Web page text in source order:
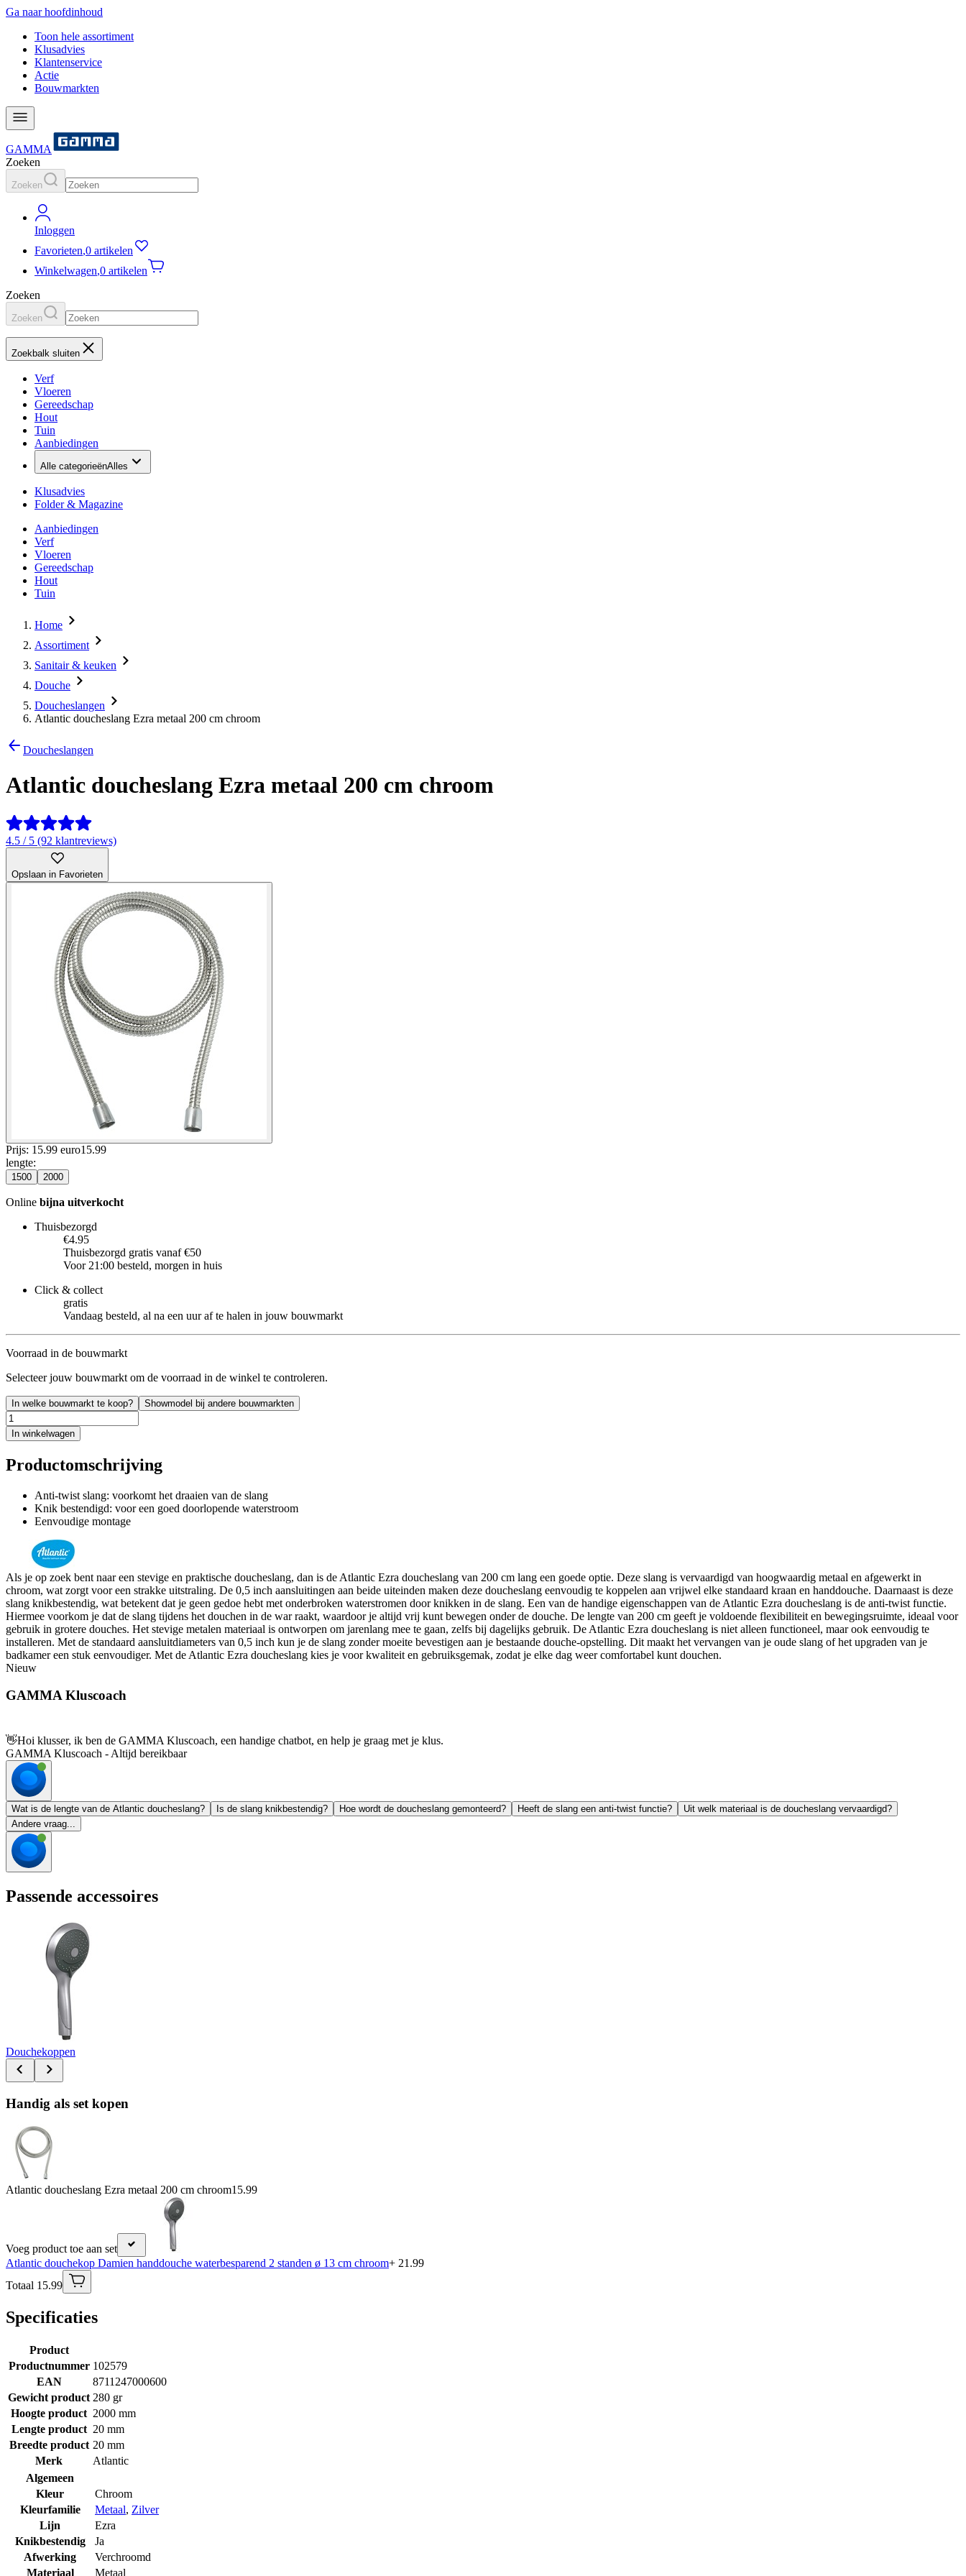
Ga naar hoofdinhoud
Toon hele assortiment
Klusadvies
Klantenservice
Actie
Bouwmarkten
GAMMA
Zoeken
Zoeken
Inloggen
Favorieten,0 artikelen
Winkelwagen,0 artikelen
Zoeken
Zoeken
Zoekbalk sluiten
Verf
Vloeren
Gereedschap
Hout
Tuin
Aanbiedingen
Alle categorieënAlles
Klusadvies
Folder & Magazine
Aanbiedingen
Verf
Vloeren
Gereedschap
Hout
Tuin
Home
Assortiment
Sanitair & keuken
Douche
Doucheslangen
Atlantic doucheslang Ezra metaal 200 cm chroom
Doucheslangen
Atlantic doucheslang Ezra metaal 200 cm chroom
4.5 / 5 (92 klantreviews)
Opslaan in Favorieten
Prijs: 15.99 euro15.99
lengte:
1500 2000
Online bijna uitverkocht
Thuisbezorgd
€4.95
Thuisbezorgd gratis vanaf €50
Voor 21:00 besteld, morgen in huis
Click & collect
gratis
Vandaag besteld, al na een uur af te halen in jouw bouwmarkt
Voorraad in de bouwmarkt
Selecteer jouw bouwmarkt om de voorraad in de winkel te controleren.
In welke bouwmarkt te koop? Showmodel bij andere bouwmarkten
In winkelwagen
Productomschrijving
Anti-twist slang: voorkomt het draaien van de slang
Knik bestendigd: voor een goed doorlopende waterstroom
Eenvoudige montage
Als je op zoek bent naar een stevige en praktische doucheslang, dan is de Atlantic Ezra doucheslang van 200 cm lang een goede optie. Deze slang is vervaardigd van hoogwaardig metaal en afgewerkt in
chroom, wat zorgt voor een strakke uitstraling. De 0,5 inch aansluitingen aan beide uiteinden maken deze doucheslang eenvoudig te koppelen aan vrijwel elke standaard kraan en handdouche. Daarnaast is deze
slang knikbestendig, wat betekent dat je geen gedoe hebt met onderbroken waterstromen door knikken in de slang. Een van de handige eigenschappen van de Atlantic Ezra doucheslang is de anti-twist functie.
Hiermee voorkom je dat de slang tijdens het douchen in de war raakt, waardoor je altijd vrij kunt bewegen onder de douche. De lengte van 200 cm geeft je voldoende flexibiliteit en bewegingsruimte, ideaal voor
gebruik in grotere douches. Het stevige metalen materiaal is ontworpen om jarenlang mee te gaan, zelfs bij dagelijks gebruik. De Atlantic Ezra doucheslang is niet alleen functioneel, maar ook eenvoudig te
installeren. Met de standaard aansluitdiameters van 0,5 inch kun je de slang zonder moeite bevestigen aan je bestaande douche-opstelling. Dit maakt het vervangen van je oude slang of het upgraden van je
badkamer een stuk eenvoudiger. Met de Atlantic Ezra doucheslang kies je voor kwaliteit en gebruiksgemak, zodat je elke dag weer comfortabel kunt douchen.
Nieuw
GAMMA Kluscoach
👋Hoi klusser, ik ben de GAMMA Kluscoach, een handige chatbot, en help je graag met je klus.
GAMMA Kluscoach - Altijd bereikbaar
Wat is de lengte van de Atlantic doucheslang? Is de slang knikbestendig? Hoe wordt de doucheslang gemonteerd? Heeft de slang een anti-twist functie?
Uit welk materiaal is de doucheslang vervaardigd?
Andere vraag...
Passende accessoires
Douchekoppen
Handig als set kopen
Atlantic doucheslang Ezra metaal 200 cm chroom15.99
Voeg product toe aan set
Atlantic douchekop Damien handdouche waterbesparend 2 standen ø 13 cm chroom+ 21.99
Totaal 15.99
Specificaties
Product
Productnummer 102579
EAN
8711247000600
Gewicht product 280 gr
Hoogte product 2000 mm
Lengte product 20 mm
Breedte product 20 mm
Merk
Atlantic
Algemeen
Kleur
Chroom
Kleurfamilie
Metaal, Zilver
Lijn
Ezra
Knikbestendig
Ja
Afwerking
Verchroomd
Materiaal
Metaal